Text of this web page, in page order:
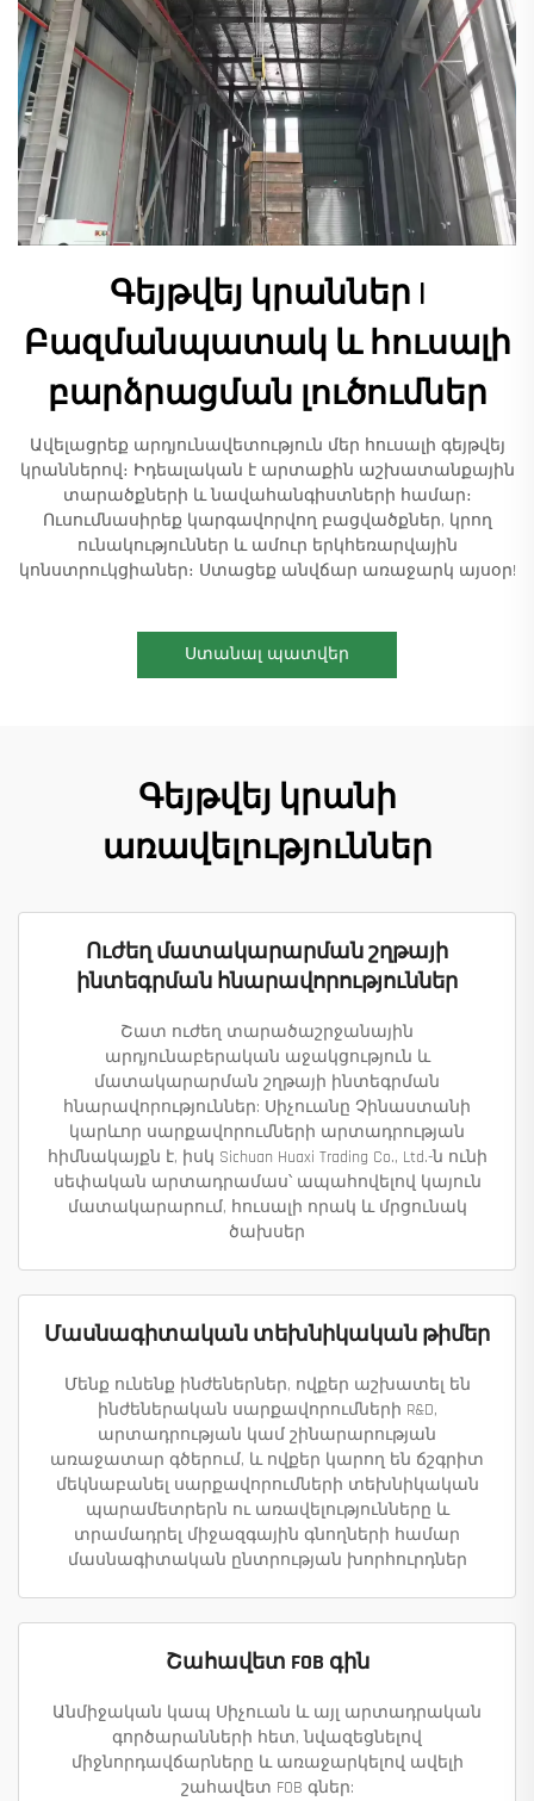
Գեյթվեյ կրաններ |
Բազմանպատակ և հուսալի
բարձրացման լուծումներ
Ավելացրեք արդյունավետություն մեր հուսալի գեյթվեյ
կրաններով։ Իդեալական է արտաքին աշխատանքային
տարածքների և նավահանգիստների համար։
Ուսումնասիրեք կարգավորվող բացվածքներ, կրող
ունակություններ և ամուր երկհեռարվային
կոնստրուկցիաներ։ Ստացեք անվճար առաջարկ այսօր!
Ստանալ պատվեր
Գեյթվեյ կրանի
առավելություններ
Ուժեղ մատակարարման շղթայի
ինտեգրման հնարավորություններ
Շատ ուժեղ տարածաշրջանային
արդյունաբերական աջակցություն և
մատակարարման շղթայի ինտեգրման
հնարավորություններ: Սիչուանը Չինաստանի
կարևոր սարքավորումների արտադրության
հիմնակայքն է, իսկ Sichuan Huaxi Trading Co., Ltd.-ն ունի
սեփական արտադրամաս՝ ապահովելով կայուն
մատակարարում, հուսալի որակ և մրցունակ
ծախսեր
Մասնագիտական տեխնիկական թիմեր
Մենք ունենք ինժեներներ, ովքեր աշխատել են
ինժեներական սարքավորումների R&D,
արտադրության կամ շինարարության
առաջատար գծերում, և ովքեր կարող են ճշգրիտ
մեկնաբանել սարքավորումների տեխնիկական
պարամետրերն ու առավելությունները և
տրամադրել միջազգային գնողների համար
մասնագիտական ընտրության խորհուրդներ
Շահավետ FOB գին
Անմիջական կապ Սիչուան և այլ արտադրական
գործարանների հետ, նվազեցնելով
միջնորդավճարները և առաջարկելով ավելի
շահավետ FOB գներ: